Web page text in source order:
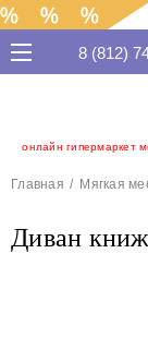
онлайн гипермаркет
8 (812)
Главная Мягкая
Диван